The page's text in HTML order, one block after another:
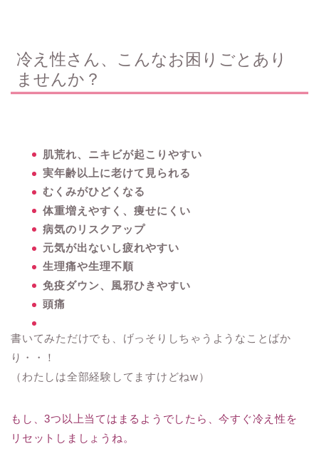
冷え性さん、こんなお困りごとあり
ませんか？
肌荒れ、ニキビが起こりやすい
実年齢以上に老けて見られる
むくみがひどくなる
体重増えやすく、痩せにくい
病気のリスクアップ
元気が出ないし疲れやすい
生理痛や生理不順
免疫ダウン、風邪ひきやすい
頭痛
書いてみただけでも、げっそりしちゃうようなことばか
り・・！
（わたしは全部経験してますけどねw）
もし、3つ以上当てはまるようでしたら、今すぐ冷え性を
リセットしましょうね。